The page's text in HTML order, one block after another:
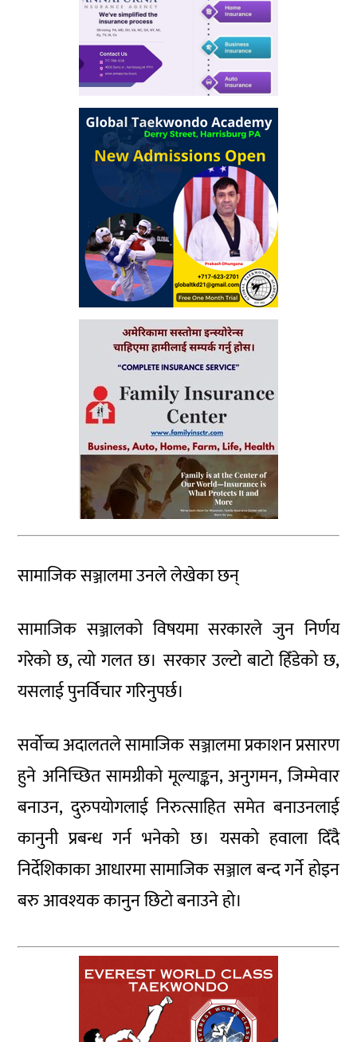
सामाजिक सञ्जालमा उनले लेखेका छन्
सामाजिक सञ्जालको विषयमा सरकारले जुन निर्णय
गरेको छ, त्यो गलत छ। सरकार उल्टो बाटो हिँडेको छ,
यसलाई पुनर्विचार गरिनुपर्छ।
सर्वोच्च अदालतले सामाजिक सञ्जालमा प्रकाशन प्रसारण
हुने अनिच्छित सामग्रीको मूल्याङ्कन, अनुगमन, जिम्मेवार
बनाउन, दुरुपयोगलाई निरुत्साहित समेत बनाउनलाई
कानुनी प्रबन्ध गर्न भनेको छ। यसको हवाला दिँदै
निर्देशिकाका आधारमा सामाजिक सञ्जाल बन्द गर्ने होइन
बरु आवश्यक कानुन छिटो बनाउने हो।